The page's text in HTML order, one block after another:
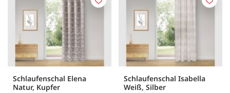
Schlaufenschal Elena
Natur, Kupfer
Merken
Schlaufenschal Isabella
Weiß, Silber